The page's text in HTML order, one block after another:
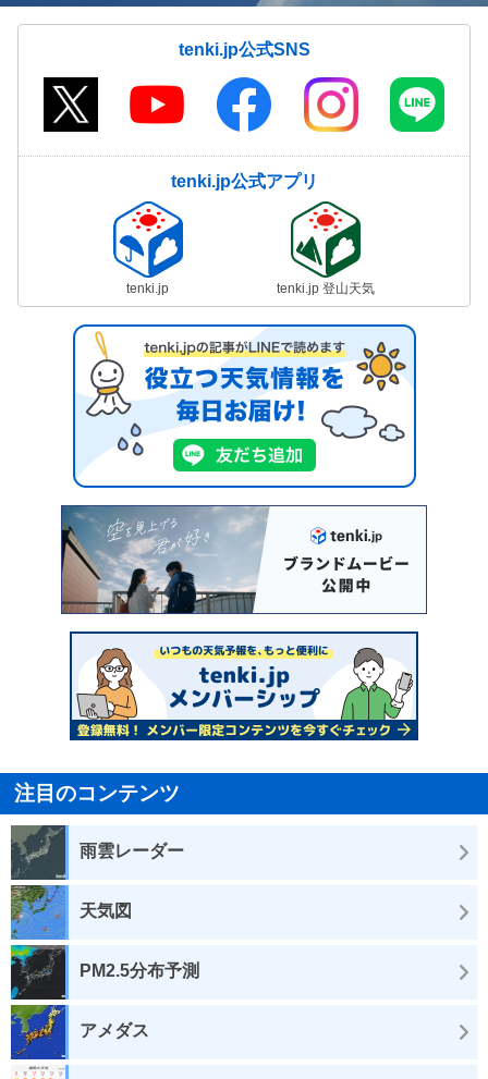
tenki.jp公式SNS
tenki.jp公式アプリ
tenki.jp tenki.jp 登山天気
注目のコンテンツ
雨雲レーダー
天気図
PM2.5分布予測
アメダス